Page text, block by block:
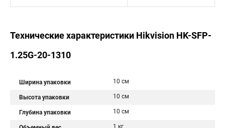
Технические характеристики Hikvision HK-SFP-
1.25G-20-1310
Ширина упаковки 10 см
Высота упаковки 10 см
Глубина упаковки 10 см
1 кг